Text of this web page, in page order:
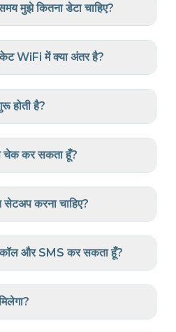
मुझे कितना डेटा चाहिए?
WiFi में क्या अंतर है?
होती है?
चेक कर सकता हूँ?
करना चाहिए?
और SMS कर सकता हूँ?